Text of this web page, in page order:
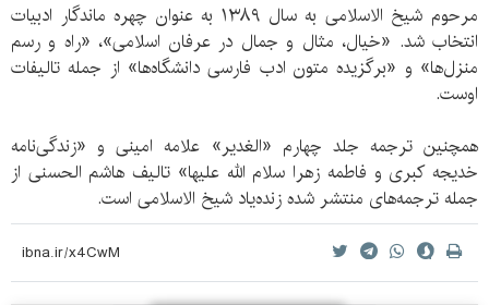
مرحوم شیخ الاسلامی به سال ۱۳۸۹ به عنوان چهره ماندگار ادبیات
انتخاب شد. «خیال، مثال و جمال در عرفان اسلامی»، «راه و رسم
منزل‌ها» و «برگزیده متون ادب فارسی دانشگاه‌ها» از جمله تالیفات
اوست.
همچنین ترجمه جلد چهارم «الغدیر» علامه امینی و «زندگی‌نامه
خدیجه کبری و فاطمه زهرا سلام الله علیها» تالیف هاشم الحسنی از
جمله ترجمه‌های منتشر شده زنده‌یاد شیخ الاسلامی است.